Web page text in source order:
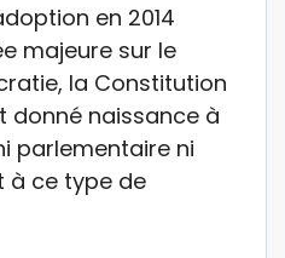
en 2014
majeure sur le
la Constitution
donné naissance à
parlementaire ni
à ce type de